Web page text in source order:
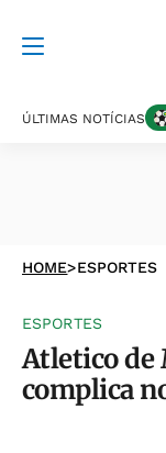
ÚLTIMAS NOTÍCIAS
HOME>ESPORTES
ESPORTES
Atletico de
complica